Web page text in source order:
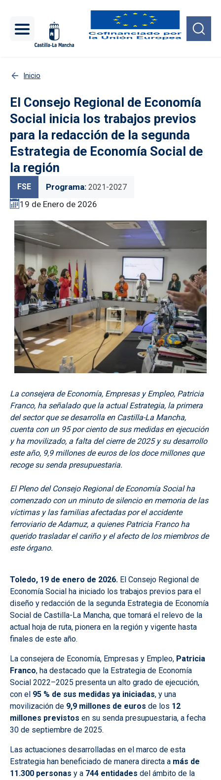
Inicio
El Consejo Regional de Economía
Social inicia los trabajos previos
para la redacción de la segunda
Estrategia de Economía Social de
la región
FSE Programa 2021-2027
19 de Enero de 2026
La consejera de Economía, Empresas y Empleo, Patricia
Franco, ha señalado que la actual Estrategia, la primera
del sector que se desarrolla en Castilla-La Mancha,
cuenta con un 95 por ciento de sus medidas en ejecución
y ha movilizado, a falta del cierre de 2025 y su desarrollo
este año, 9,9 millones de euros de los doce millones que
recoge su senda presupuestaria.
El Pleno del Consejo Regional de Economía Social ha
comenzado con un minuto de silencio en memoria de las
víctimas y las familias afectadas por el accidente
ferroviario de Adamuz, a quienes Patricia Franco ha
querido trasladar el cariño y el afecto de los miembros de
este órgano.
Toledo, 19 de enero de 2026. El Consejo Regional de
Economía Social ha iniciado los trabajos previos para el
diseño y redacción de la segunda Estrategia de Economía
Social de Castilla-La Mancha, que tomará el relevo de la
actual hoja de ruta, pionera en la región y vigente hasta
finales de este año.
La consejera de Economía, Empresas y Empleo, Patricia
Franco, ha destacado que la Estrategia de Economía
Social 2022–2025 presenta un alto grado de ejecución,
con el 95 % de sus medidas ya iniciadas, y una
movilización de 9,9 millones de euros de los 12
millones previstos en su senda presupuestaria, a fecha
30 de septiembre de 2025.
Las actuaciones desarrolladas en el marco de esta
Estrategia han beneficiado de manera directa a más de
11.300 personas y a 744 entidades del ámbito de la